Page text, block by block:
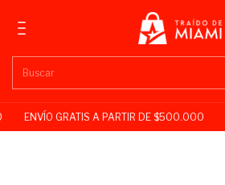
ENVÍO GRATIS A PARTIR DE $500.000